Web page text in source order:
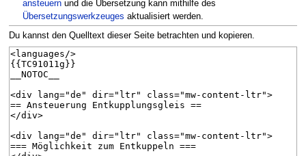
ansteuern und die Übersetzung kann mithilfe des
Übersetzungswerkzeuges aktualisiert werden.
Du kannst den Quelltext dieser Seite betrachten und kopieren.